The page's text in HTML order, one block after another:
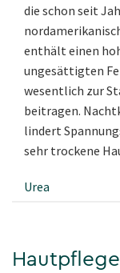
die schon seit
enthält einen
ungesättigten
wesentlich zur
beitragen.
lindert
sehr trockene
Urea